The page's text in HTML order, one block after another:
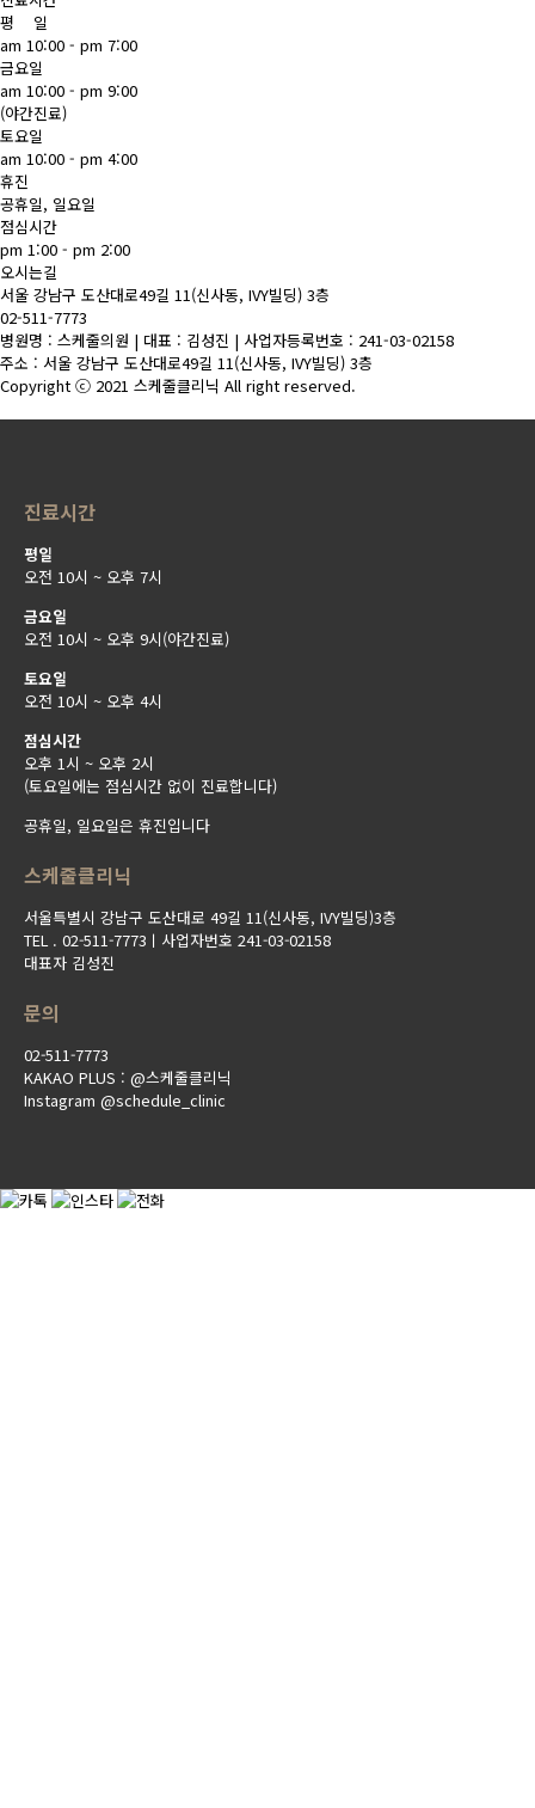
평 일
am 10:00 - pm 7:00
금요일
am 10:00 - pm 9:00
(야간진료)
토요일
am 10:00 - pm 4:00
휴진
공휴일, 일요일
점심시간
pm 1:00 - pm 2:00
오시는길
서울 강남구 도산대로49길 11(신사동, IVY빌딩) 3층
02-511-7773
병원명 : 스케줄의원 | 대표 : 김성진 | 사업자등록번호 : 241-03-02158
주소 : 서울 강남구 도산대로49길 11(신사동, IVY빌딩) 3층
Copyright ⓒ 2021 스케줄클리닉 All right reserved.
진료시간
평일
오전 10시 ~ 오후 7시
금요일
오전 10시 ~ 오후 9시(야간진료)
토요일
오전 10시 ~ 오후 4시
점심시간
오후 1시 ~ 오후 2시
(토요일에는 점심시간 없이 진료합니다)
공휴일, 일요일은 휴진입니다
스케줄클리닉
서울특별시 강남구 도산대로 49길 11(신사동, IVY빌딩)3층
TEL . 02-511-7773ㅣ사업자번호 241-03-02158
대표자 김성진
문의
02-511-7773
KAKAO PLUS : @스케줄클리닉
Instagram @schedule_clinic